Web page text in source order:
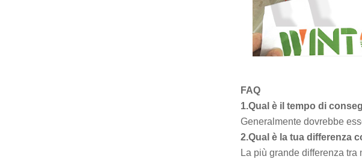
FAQ
1.Qual è il tempo di
Generalmente dovrebbe
2.Qual è la tua differenza
La più grande differenza